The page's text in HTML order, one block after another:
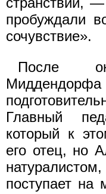
пробуждали
сочувствие».
После
Главный
который к
его отец, но
поступает на